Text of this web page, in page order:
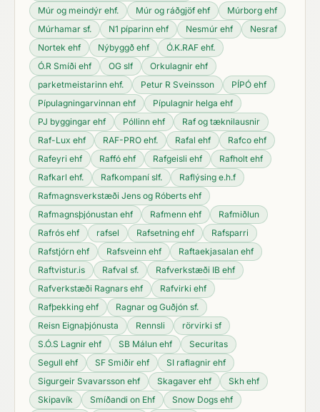
Múr og meindýr ehf. Múr og ráðgjöf ehf
Múrborg ehf
Múrhamar sf.
N1 píparinn ehf Nesmúr ehf
Nesraf
Nortek ehf
Nýbyggð ehf
Ó.K.RAF ehf.
Ó.R Smíði ehf
OG slf
Orkulagnir ehf
parketmeistarinn ehf.
Petur R Sveinsson
PÍPÓ ehf
Pípulagningarvinnan ehf
Pípulagnir helga ehf
PJ byggingar ehf
Póllinn ehf
Raf og tæknilausnir
Raf-Lux ehf
RAF-PRO ehf. Rafal ehf
Rafco ehf
Rafeyri ehf
Raffó ehf Rafgeisli ehf
Rafholt ehf
Rafkarl ehf.
Rafkompaní slf.
Raflýsing e.h.f
Rafmagnsverkstæði Jens og Róberts ehf
Rafmagnsþjónustan ehf
Rafmenn ehf
Rafmiðlun
Rafrós ehf
rafsel Rafsetning ehf
Rafsparri
Rafstjórn ehf
Rafsveinn ehf
Raftaekjasalan ehf
Raftvistur.is
Rafval sf.
Rafverkstæði IB ehf
Rafverkstæði Ragnars ehf
Rafvirki ehf
Rafþekking ehf
Ragnar og Guðjón sf.
Reisn Eignaþjónusta
Rennsli
rörvirki sf
S.Ó.S Lagnir ehf
SB Málun ehf
Securitas
Segull ehf
SF Smiðir ehf
SI raflagnir ehf
Sigurgeir Svavarsson ehf
Skagaver ehf
Skh ehf
Skipavík
Smíðandi on Ehf
Snow Dogs ehf